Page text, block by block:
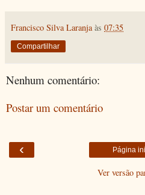
Francisco Silva Laranja às 07:35
Compartilhar
Nenhum comentário:
Postar um comentário
‹ Página
Ver versão